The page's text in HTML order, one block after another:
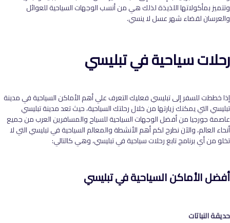
وتتميز بمأكولاتها اللذيذة لذلك هي من أنسب الوجهات السياحية للعوائل
والعرسان لقضاء شهر عسل لا ينسي.
رحلات سياحية في تبليسي
إذا خططت للسفر إلى تبليسي فعليك التعرف علي أهم الأماكن السياحية في مدينة
تبليسي التي يمكنك زيارتها من خلال رحلتك السياحية، حيث تعد مدينة تبليسي
عاصمة جورجيا من أفضل الوجهات السياحية للسياح والمسافرين العرب من جميع
أنحاء العالم، والآن نطرح لكم أهم الأنشطة والمعالم السياحية في تبليسي التي لا
تخلو من أي برنامج تابع رحلات سياحية في تبليسي، وهي كالتالي:
أفضل الأماكن السياحية في تبليسي
حديقة النباتات